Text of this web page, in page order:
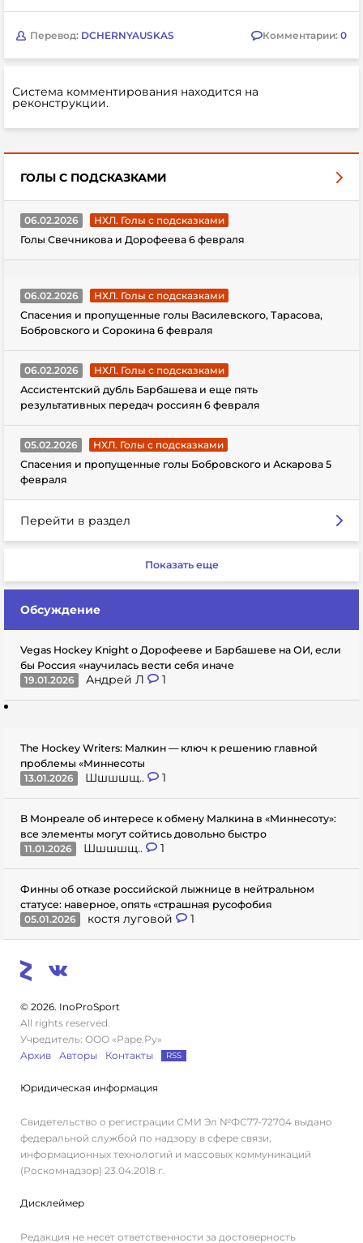
Перевод: DCHERNYAUSKAS Комментарии: 0
Система комментирования находится на
реконструкции.
ГОЛЫ С ПОДСКАЗКАМИ
06.02.2026
НХЛ. Голы с подсказками
Голы Свечникова и Дорофеева 6 февраля
06.02.2026
НХЛ. Голы с подсказками
Спасения и пропущенные голы Василевского, Тарасова,
Бобровского и Сорокина 6 февраля
06.02.2026
НХЛ. Голы с подсказками
Ассистентский дубль Барбашева и еще пять
результативных передач россиян 6 февраля
05.02.2026
НХЛ. Голы с подсказками
Спасения и пропущенные голы Бобровского и Аскарова 5
февраля
Перейти в раздел
Показать еще
Обсуждение
Vegas Hockey Knight о Дорофееве и Барбашеве на ОИ, если
бы Россия «научилась вести себя иначе
19.01.2026
Андрей Л 1
The Hockey Writers: Малкин — ключ к решению главной
проблемы «Миннесоты
13.01.2026
Шшшшщ.. 1
В Монреале об интересе к обмену Малкина в «Миннесоту»:
все элементы могут сойтись довольно быстро
11.01.2026
Шшшшщ.. 1
Финны об отказе российской лыжнице в нейтральном
статусе: наверное, опять «страшная русофобия
05.01.2026
костя луговой 1
© 2026. InoProSport
All rights reserved.
Учредитель: ООО «Раре.Ру»
Архив
Авторы Контакты RSS
Юридическая информация
Свидетельство о регистрации СМИ Эл №ФС77-72704 выдано
федеральной службой по надзору в сфере связи,
информационных технологий и массовых коммуникаций
(Роскомнадзор) 23.04.2018 г.
Дисклеймер
Редакция не несет ответственности за достоверность